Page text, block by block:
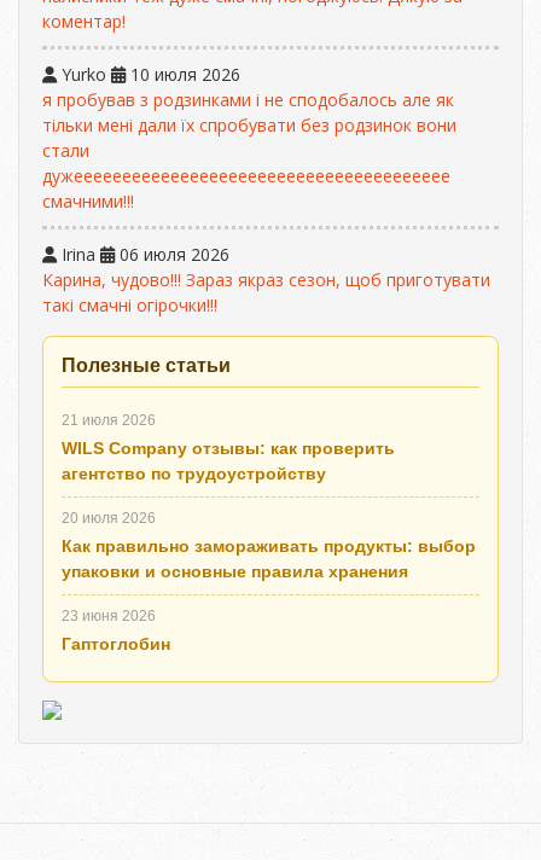
коментар!
Yurko
10 июля 2026
я пробував з родзинками і не сподобалось але як
тільки мені дали їх спробувати без родзинок вони
стали
дужеееееееееееееееееееееееееееееееееееееее
смачними!!!
Irina
06 июля 2026
Карина, чудово!!! Зараз якраз сезон, щоб приготувати
такі смачні огірочки!!!
Полезные статьи
21 июля 2026
WILS Company отзывы: как проверить
агентство по трудоустройству
20 июля 2026
Как правильно замораживать продукты: выбор
упаковки и основные правила хранения
23 июня 2026
Гаптоглобин